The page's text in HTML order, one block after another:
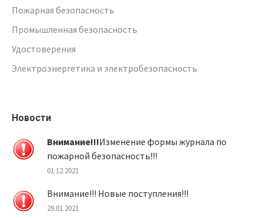
Пожарная безопасность
Промышленная безопасность
Удостоверения
Электроэнергетика и электробезопасность
Новости
Внимание!!!Изменение формы журнала по
пожарной безопасность!!!
01.12.2021
Внимание!!! Новые поступления!!!
29.01.2021